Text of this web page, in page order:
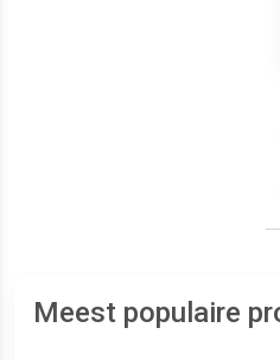
Meest populaire